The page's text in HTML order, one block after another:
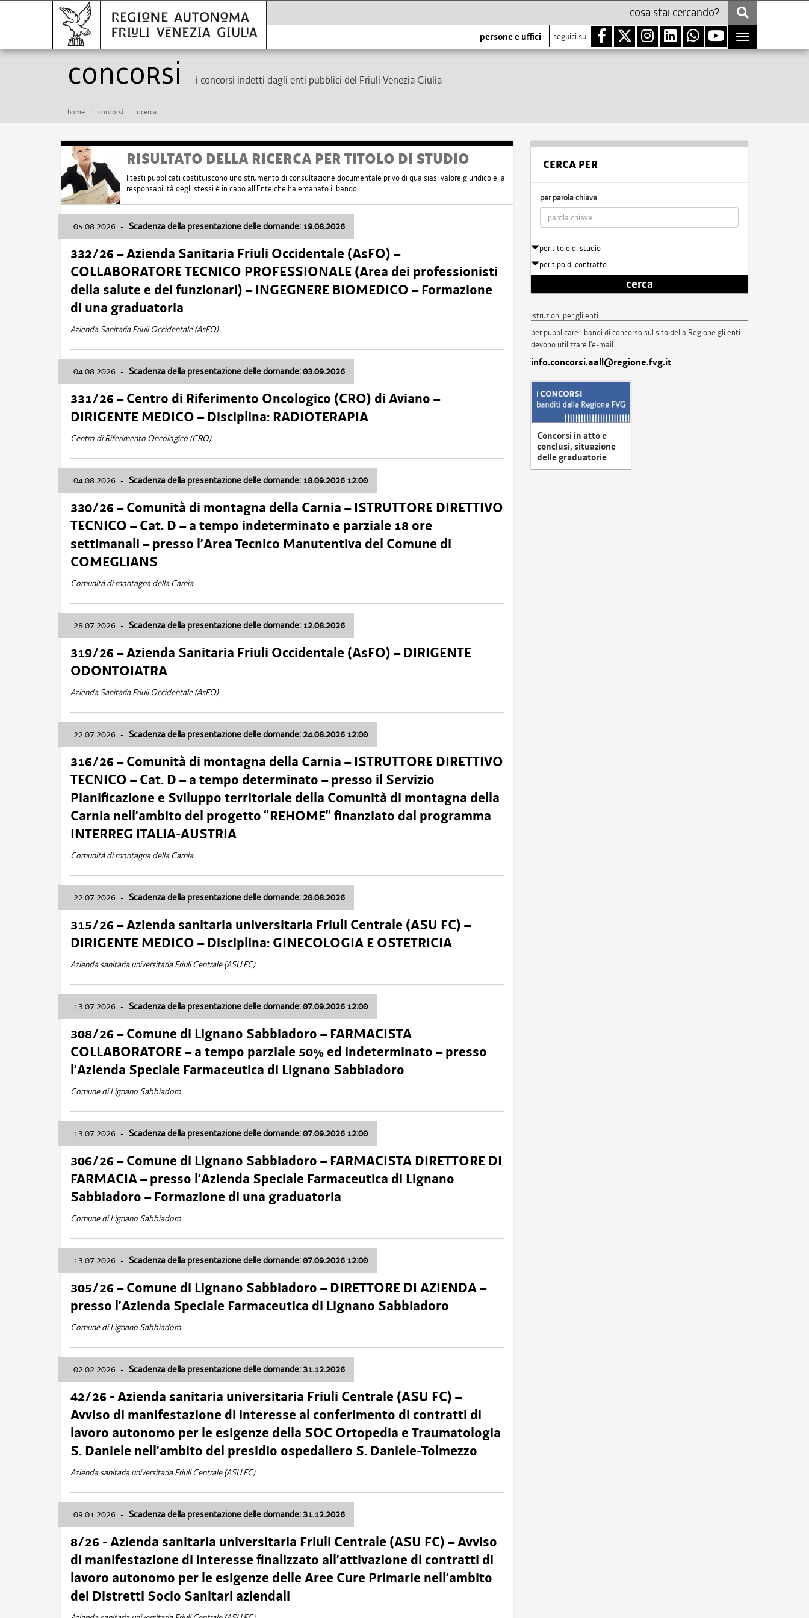
persone e uffici seguici su
Toggle
navigation
Concorsi i concorsi indetti dagli enti pubblici del Friuli Venezia Giulia
home concorsi ricerca
RISULTATO DELLA RICERCA PER TITOLO DI STUDIO
I testi pubblicati costituiscono uno strumento di consultazione documentale privo di qualsiasi valore giuridico e la
responsabilità degli stessi è in capo all'Ente che ha emanato il bando.
05.08.2026 - Scadenza della presentazione delle domande: 19.08.2026
332/26 – Azienda Sanitaria Friuli Occidentale (AsFO) –
COLLABORATORE TECNICO PROFESSIONALE (Area dei professionisti
della salute e dei funzionari) – INGEGNERE BIOMEDICO – Formazione
di una graduatoria
Azienda Sanitaria Friuli Occidentale (AsFO)
04.08.2026 - Scadenza della presentazione delle domande: 03.09.2026
331/26 – Centro di Riferimento Oncologico (CRO) di Aviano –
DIRIGENTE MEDICO – Disciplina: RADIOTERAPIA
Centro di Riferimento Oncologico (CRO)
04.08.2026 - Scadenza della presentazione delle domande: 18.09.2026 12:00
330/26 – Comunità di montagna della Carnia – ISTRUTTORE DIRETTIVO
TECNICO – Cat. D – a tempo indeterminato e parziale 18 ore
settimanali – presso l’Area Tecnico Manutentiva del Comune di
COMEGLIANS
Comunità di montagna della Carnia
28.07.2026 - Scadenza della presentazione delle domande: 12.08.2026
319/26 – Azienda Sanitaria Friuli Occidentale (AsFO) – DIRIGENTE
ODONTOIATRA
Azienda Sanitaria Friuli Occidentale (AsFO)
22.07.2026 - Scadenza della presentazione delle domande: 24.08.2026 12:00
316/26 – Comunità di montagna della Carnia – ISTRUTTORE DIRETTIVO
TECNICO – Cat. D – a tempo determinato – presso il Servizio
Pianificazione e Sviluppo territoriale della Comunità di montagna della
Carnia nell’ambito del progetto “REHOME” finanziato dal programma
INTERREG ITALIA-AUSTRIA
Comunità di montagna della Carnia
22.07.2026 - Scadenza della presentazione delle domande: 20.08.2026
315/26 – Azienda sanitaria universitaria Friuli Centrale (ASU FC) –
DIRIGENTE MEDICO – Disciplina: GINECOLOGIA E OSTETRICIA
Azienda sanitaria universitaria Friuli Centrale (ASU FC)
13.07.2026 - Scadenza della presentazione delle domande: 07.09.2026 12:00
308/26 – Comune di Lignano Sabbiadoro – FARMACISTA
COLLABORATORE – a tempo parziale 50% ed indeterminato – presso
l’Azienda Speciale Farmaceutica di Lignano Sabbiadoro
Comune di Lignano Sabbiadoro
13.07.2026 - Scadenza della presentazione delle domande: 07.09.2026 12:00
306/26 – Comune di Lignano Sabbiadoro – FARMACISTA DIRETTORE DI
FARMACIA – presso l’Azienda Speciale Farmaceutica di Lignano
Sabbiadoro – Formazione di una graduatoria
Comune di Lignano Sabbiadoro
13.07.2026 - Scadenza della presentazione delle domande: 07.09.2026 12:00
305/26 – Comune di Lignano Sabbiadoro – DIRETTORE DI AZIENDA –
presso l’Azienda Speciale Farmaceutica di Lignano Sabbiadoro
Comune di Lignano Sabbiadoro
02.02.2026 - Scadenza della presentazione delle domande: 31.12.2026
42/26 - Azienda sanitaria universitaria Friuli Centrale (ASU FC) –
Avviso di manifestazione di interesse al conferimento di contratti di
lavoro autonomo per le esigenze della SOC Ortopedia e Traumatologia
S. Daniele nell’ambito del presidio ospedaliero S. Daniele-Tolmezzo
Azienda sanitaria universitaria Friuli Centrale (ASU FC)
09.01.2026 - Scadenza della presentazione delle domande: 31.12.2026
8/26 - Azienda sanitaria universitaria Friuli Centrale (ASU FC) – Avviso
di manifestazione di interesse finalizzato all’attivazione di contratti di
lavoro autonomo per le esigenze delle Aree Cure Primarie nell’ambito
dei Distretti Socio Sanitari aziendali
CERCA PER
per parola chiave
per titolo di studio
per tipo di contratto
cerca
istruzioni per gli enti
per pubblicare i bandi di concorso sul sito della Regione gli enti
devono utilizzare l'e-mail
info.concorsi.aall@regione.fvg.it
Concorsi in atto e
conclusi, situazione
delle graduatorie